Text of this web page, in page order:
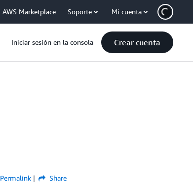
AWS Marketplace Soporte Mi cuenta
Iniciar sesión en la consola Crear cuenta
Permalink
Share